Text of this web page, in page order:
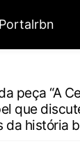
peça “A
que
da história